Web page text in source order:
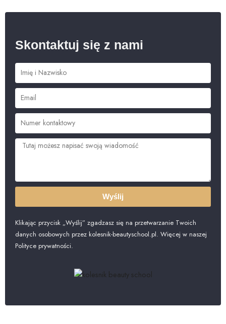
Skontaktuj się z nami
Wyślij
Klikając przycisk „Wyślij” zgadzasz się na przetwarzanie Twoich
danych osobowych przez kolesnik-beautyschool.pl. Więcej w naszej
Polityce prywatności.